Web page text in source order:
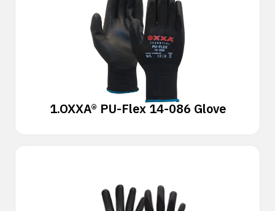
1.OXXA® PU-Flex 14-086 Glove